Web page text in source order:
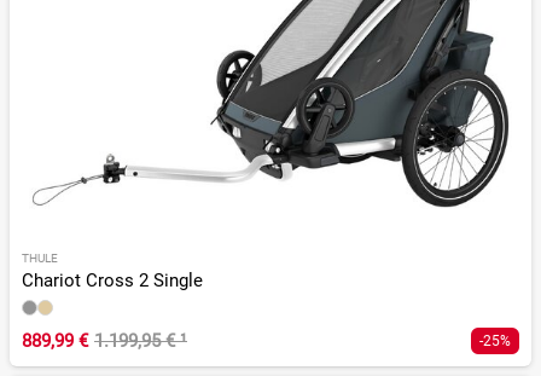
THULE
Chariot Cross 2 Single
889,99 € 1.199,95 €¹ -25%